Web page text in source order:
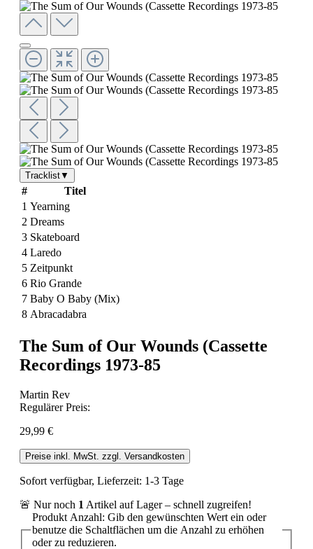
Tracklist▼
#
Titel
1 Yearning
2 Dreams
3 Skateboard
4 Laredo
5 Zeitpunkt
6 Rio Grande
7 Baby O Baby (Mix)
8 Abracadabra
The Sum of Our Wounds (Cassette
Recordings 1973-85
Martin Rev
Regulärer Preis:
29,99 €
Preise inkl. MwSt. zzgl. Versandkosten
Sofort verfügbar, Lieferzeit: 1-3 Tage
🚨 Nur noch 1 Artikel auf Lager – schnell zugreifen!
Produkt Anzahl: Gib den gewünschten Wert ein oder
benutze die Schaltflächen um die Anzahl zu erhöhen
oder zu reduzieren.